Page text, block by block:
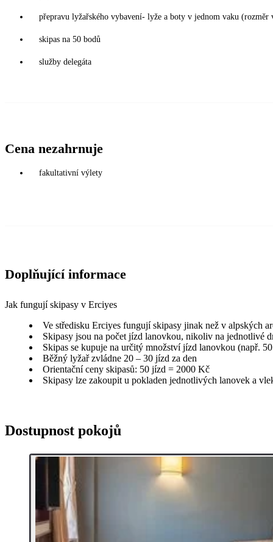
přepravu lyžařského vybavení- lyže a boty v jednom vaku
skipas na 50 bodů
služby delegáta
Cena nezahrnuje
fakultativní výlety
Doplňující informace
Jak fungují skipasy v Erciyes
Ve středisku Erciyes fungují skipasy jinak než v alpských
Skipasy jsou na počet jízd lanovkou, nikoliv na jednotlivé
Skipas se kupuje na určitý množství jízd lanovkou (např.
Běžný lyžař zvládne 20 – 30 jízd za den
Orientační ceny skipasů: 50 jízd = 2000 Kč
Skipasy lze zakoupit u pokladen jednotlivých lanovek a
Dostupnost pokojů